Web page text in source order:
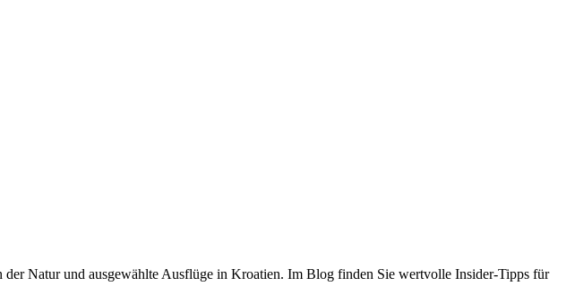
Natur und ausgewählte Ausflüge in Kroatien. Im Blog finden Sie wertvolle Insider-Tipps für